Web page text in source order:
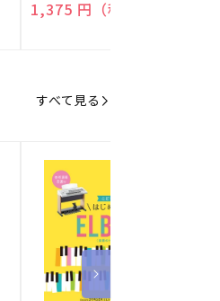
売
通常価格
1,375 円（税込）
すべて見る